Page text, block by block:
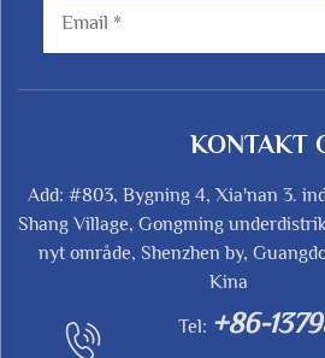
KONTAKT
Add: #803, Bygning 4, Xia'nan 3.
Shang Village, Gongming
nyt område, Shenzhen by,
Kina
Tel: +86-